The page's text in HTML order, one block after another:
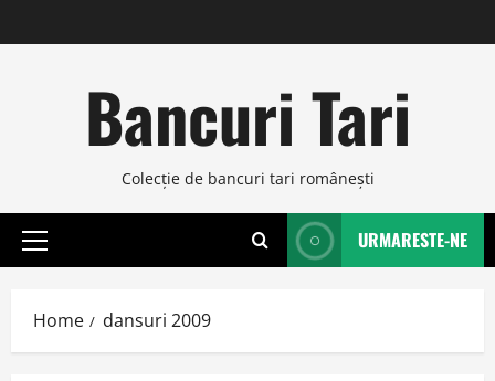
to
Bancuri Tari
Colecţie de bancuri tari româneşti
Primary
URMARESTE-NE
Home dansuri 2009